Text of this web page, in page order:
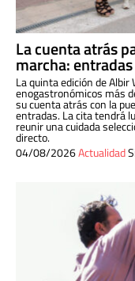
La cuenta atrás
marcha:
La quinta edición de
enogastronómicos más
su cuenta atrás con la
entradas. La cita tendrá
reunir una cuidada
directo.
04/08/2026Actualidad